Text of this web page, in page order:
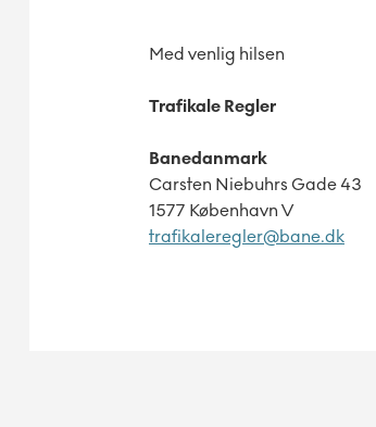
Med venlig hilsen
Trafikale Regler
Banedanmark
Carsten Niebuhrs Gade 43
1577 København V
trafikaleregler@bane.dk